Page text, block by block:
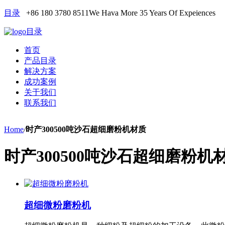
目录 +86 180 3780 8511We Hava More 35 Years Of Expeiences
目录
首页
产品目录
解决方案
成功案例
关于我们
联系我们
Home/时产300500吨沙石超细磨粉机材质
时产300500吨沙石超细磨粉机
超细微粉磨粉机